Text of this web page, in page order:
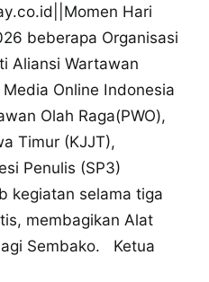
Hari
beberapa Organisasi
Aliansi Wartawan
Online Indonesia
Olah Raga(PWO),
Timur (KJJT),
Penulis (SP3)
kegiatan selama tiga
membagikan Alat
Sembako. Ketua